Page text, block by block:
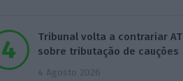
Tribunal volta a contrariar AT
sobre tributação de cauções
4 Agosto 2026